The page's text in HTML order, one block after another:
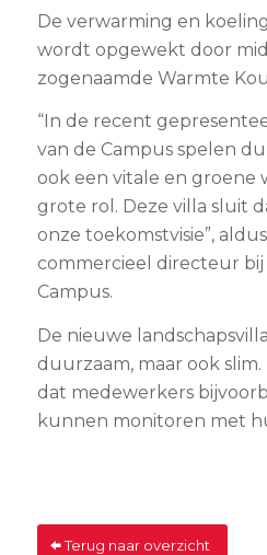
De verwarming en
wordt opgewekt door
zogenaamde Warmte
“In de recent
van de Campus spelen
ook een vitale en groene
grote rol. Deze villa sluit
onze toekomstvisie”,
commercieel directeur bij
Campus.
De nieuwe
duurzaam, maar ook
dat medewerkers
kunnen monitoren met
Terug naar overzicht